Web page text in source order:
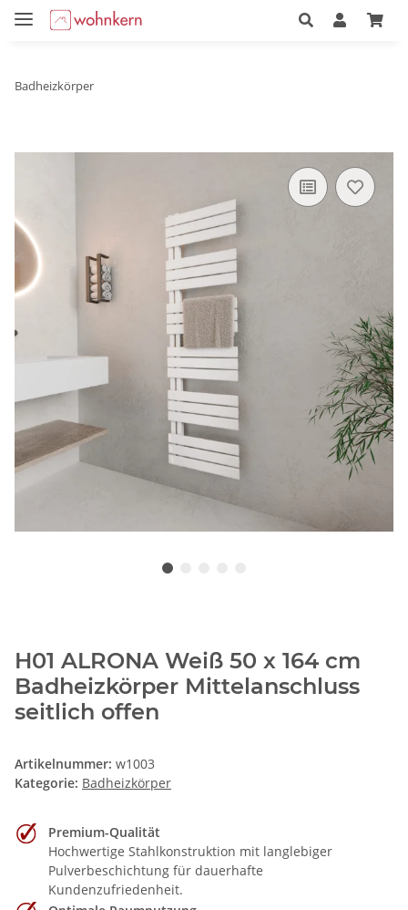
Badheizkörper
H01 ALRONA Weiß 50 x 164 cm
Badheizkörper Mittelanschluss
seitlich offen
Artikelnummer: w1003
Kategorie: Badheizkörper
Premium-Qualität
Hochwertige Stahlkonstruktion mit langlebiger
Pulverbeschichtung für dauerhafte
Kundenzufriedenheit.